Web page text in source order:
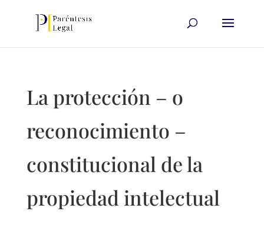
La protección – o
reconocimiento –
constitucional de la
propiedad intelectual